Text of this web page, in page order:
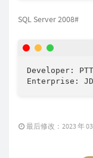
SQL Server 2008#
Developer:
Enterprise:
最后修改：2023 年 03